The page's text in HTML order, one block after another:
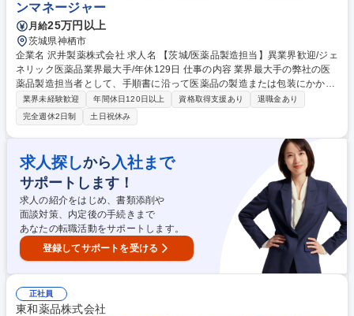
ンマネージャー
月給25万円以上
茨城県神栖市
企業名 沢井製薬株式会社 求人名 【茨城/医薬品製造担当】異業界歓迎/ジェ
ネリック医薬品業界最大手/年休129日 仕事の内容 業界最大手の弊社の医
薬品製造担当者として、手順書に沿って医薬品の製造または包装にかかわ
る機械操作をお願いします。クリーンルーム内での作業となり、衛生的な
環境でお仕事していただけます。 【入社後について】 入社後は約半年に
わたり研修を実施します。入社前の段階では専門的な知識は不要です。医
薬品製造を通じて社会貢献したいという意欲のある方はぜひご応募くださ
い！ 【採用背景】事業拡大・生産量増加に伴い人員強化 募集職種 【茨城/
医薬品製造担当】異業界歓迎/ジェネリック医薬品業界最大手/年休129日
業界未経験歓迎 年間休日120日以上 資格取得支援あり
退職金あり
完全週休2日制
土日祝休み
求人探しから 入社まで
サポートします！
求人の紹介をはじめ、書類添削や
面談対策、内定後の手続きまで
あなたの転職活動をサポートします。
登録してサポートを受ける
正社員
東和薬品株式会社